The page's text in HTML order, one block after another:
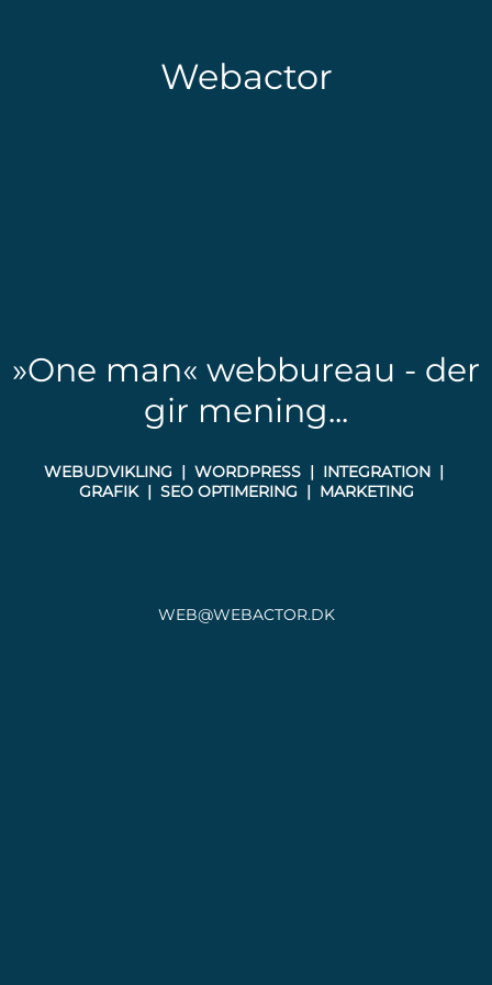
Webactor
»One man« webbureau - der
gir mening...
WEBUDVIKLING | WORDPRESS | INTEGRATION |
GRAFIK | SEO OPTIMERING | MARKETING
WEB@WEBACTOR.DK